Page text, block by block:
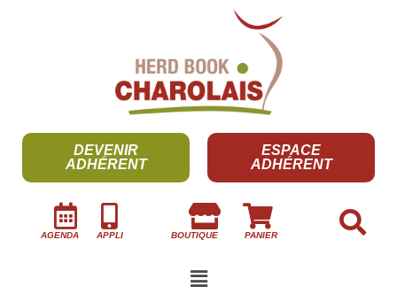
DEVENIR
ADHÉRENT
ESPACE
ADHÉRENT
AGENDA APPLI BOUTIQUE PANIER